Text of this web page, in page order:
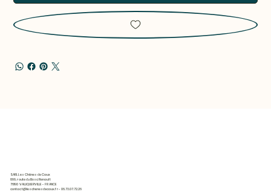
SARL Les Chênes de Caux
899, route du Bosc Renault
76190 VALLIQUERVILLE - FRANCE
contact@leschenesdecaux.fr- 06.73.07.72.26